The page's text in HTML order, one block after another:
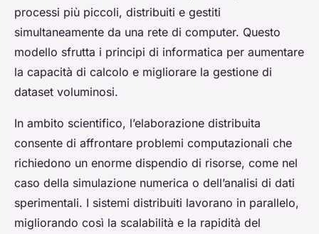
processi più piccoli, distribuiti e gestiti
simultaneamente da una rete di computer. Questo
modello sfrutta i principi di informatica per aumentare
la capacità di calcolo e migliorare la gestione di
dataset voluminosi.
In ambito scientifico, l’elaborazione distribuita
consente di affrontare problemi computazionali che
richiedono un enorme dispendio di risorse, come nel
caso della simulazione numerica o dell’analisi di dati
sperimentali. I sistemi distribuiti lavorano in parallelo,
migliorando così la scalabilità e la rapidità del